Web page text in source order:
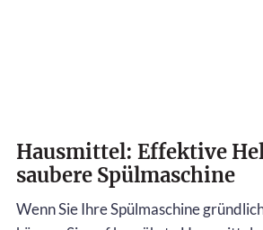
Hausmittel: Effektive
saubere Spülmaschine
Wenn Sie Ihre Spülmaschine